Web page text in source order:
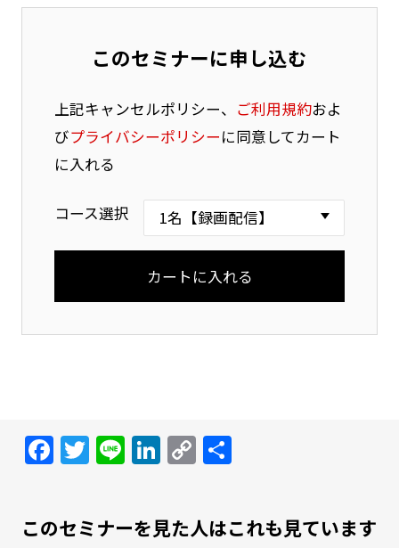
このセミナーに申し込む
上記キャンセルポリシー、 ご利用規約およ
びプライバシーポリシーに同意してカート
に入れる
コース選択
Facebook
Twitter
LineLinkedIn
Copy
Link
共
このセミナーを見た人はこれも見ています